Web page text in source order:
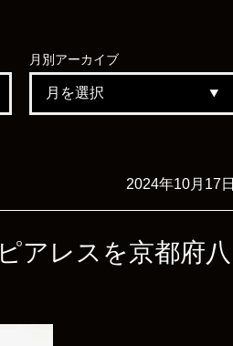
月別 アーカイブ
2024年10月17日
アレスを京都府八